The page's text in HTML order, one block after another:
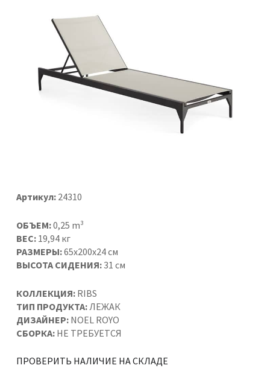
Артикул:24310
ОБЪЕМ:0,25 m³
ВЕС: 19,94 кг
РАЗМЕРЫ:65x200x24 см
ВЫСОТА СИДЕНИЯ:31 см
КОЛЛЕКЦИЯ: RIBS
ТИП ПРОДУКТА: ЛЕЖАК
ДИЗАЙНЕР: NOEL ROYO
СБОРКА: НЕ ТРЕБУЕТСЯ
ПРОВЕРИТЬ НАЛИЧИЕ НА СКЛАДЕ